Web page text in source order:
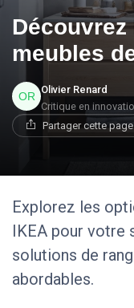
meubles
Olivier Renard
Critique en
Partager cette page
Explorez les
IKEA pour votre
solutions de
abordables.